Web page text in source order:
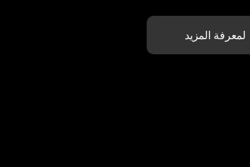
لمعرفة المزيد